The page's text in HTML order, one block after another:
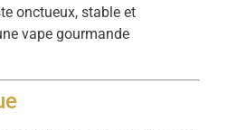
onctueux, stable et
vape gourmande